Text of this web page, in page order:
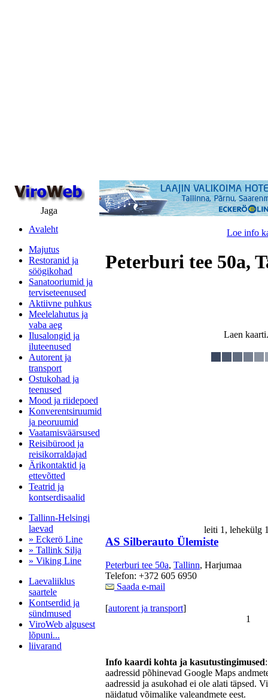
Jaga
Avaleht
Majutus
Restoranid ja
söögikohad
Sanatooriumid ja
terviseteenused
Aktiivne puhkus
Meelelahutus ja
vaba aeg
Ilusalongid ja
iluteenused
Autorent ja
transport
Ostukohad ja
teenused
Mood ja riidepoed
Konverentsiruumid
ja peoruumid
Vaatamisväärsused
Reisibürood ja
reisikorraldajad
Ärikontaktid ja
ettevõtted
Teatrid ja
kontserdisaalid
Tallinn-Helsingi
laevad
» Eckerö Line
» Tallink Silja
» Viking Line
Laevaliiklus
saartele
Kontserdid ja
sündmused
ViroWeb algusest
lõpuni...
liivarand
Loe info
Peterburi tee 50a,
Laen
leiti 1,
AS Silberauto Ülemiste
Peterburi tee 50a, Tallinn, Harjumaa
Telefon: +372 605 6950
Saada e-mail
[autorent ja transport]
1
Info kaardi kohta ja kasutustingimused
aadressid põhinevad Google Maps
aadressid ja asukohad ei ole alati täpsed.
näidatud võimalike valeandmete eest.